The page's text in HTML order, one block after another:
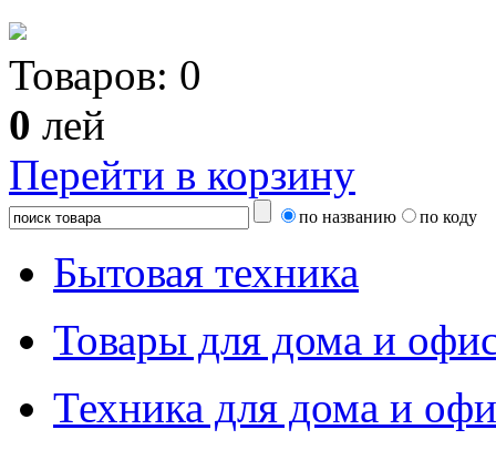
Товаров: 0
0 лей
Перейти в корзину
по названию по коду
Бытовая техника
Товары для дома и
Техника для дома и